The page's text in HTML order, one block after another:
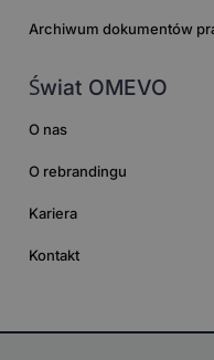
Archiwum dokumentów
Świat OMEVO
O nas
O rebrandingu
Kariera
Kontakt